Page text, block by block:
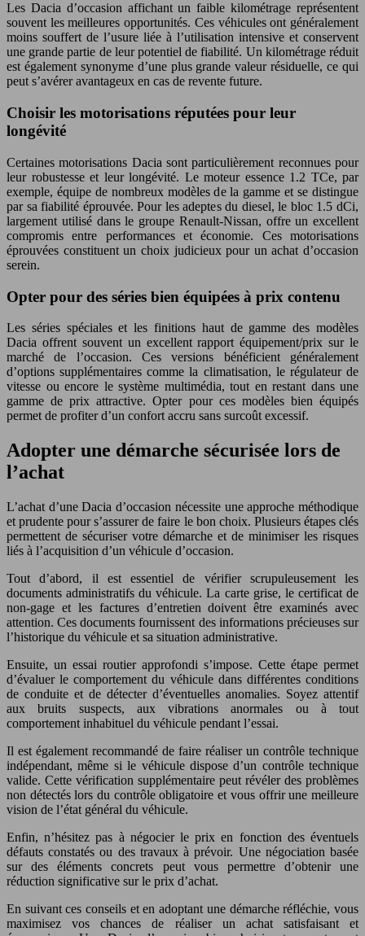
Les Dacia d’occasion affichant un faible kilométrage représentent
souvent les meilleures opportunités. Ces véhicules ont généralement
moins souffert de l’usure liée à l’utilisation intensive et conservent
une grande partie de leur potentiel de fiabilité. Un kilométrage réduit
est également synonyme d’une plus grande valeur résiduelle, ce qui
peut s’avérer avantageux en cas de revente future.
Choisir les motorisations réputées pour leur
longévité
Certaines motorisations Dacia sont particulièrement reconnues pour
leur robustesse et leur longévité. Le moteur essence 1.2 TCe, par
exemple, équipe de nombreux modèles de la gamme et se distingue
par sa fiabilité éprouvée. Pour les adeptes du diesel, le bloc 1.5 dCi,
largement utilisé dans le groupe Renault-Nissan, offre un excellent
compromis entre performances et économie. Ces motorisations
éprouvées constituent un choix judicieux pour un achat d’occasion
serein.
Opter pour des séries bien équipées à prix contenu
Les séries spéciales et les finitions haut de gamme des modèles
Dacia offrent souvent un excellent rapport équipement/prix sur le
marché de l’occasion. Ces versions bénéficient généralement
d’options supplémentaires comme la climatisation, le régulateur de
vitesse ou encore le système multimédia, tout en restant dans une
gamme de prix attractive. Opter pour ces modèles bien équipés
permet de profiter d’un confort accru sans surcoût excessif.
Adopter une démarche sécurisée lors de
l’achat
L’achat d’une Dacia d’occasion nécessite une approche méthodique
et prudente pour s’assurer de faire le bon choix. Plusieurs étapes clés
permettent de sécuriser votre démarche et de minimiser les risques
liés à l’acquisition d’un véhicule d’occasion.
Tout d’abord, il est essentiel de vérifier scrupuleusement les
documents administratifs du véhicule. La carte grise, le certificat de
non-gage et les factures d’entretien doivent être examinés avec
attention. Ces documents fournissent des informations précieuses sur
l’historique du véhicule et sa situation administrative.
Ensuite, un essai routier approfondi s’impose. Cette étape permet
d’évaluer le comportement du véhicule dans différentes conditions
de conduite et de détecter d’éventuelles anomalies. Soyez attentif
aux bruits suspects, aux vibrations anormales ou à tout
comportement inhabituel du véhicule pendant l’essai.
Il est également recommandé de faire réaliser un contrôle technique
indépendant, même si le véhicule dispose d’un contrôle technique
valide. Cette vérification supplémentaire peut révéler des problèmes
non détectés lors du contrôle obligatoire et vous offrir une meilleure
vision de l’état général du véhicule.
Enfin, n’hésitez pas à négocier le prix en fonction des éventuels
défauts constatés ou des travaux à prévoir. Une négociation basée
sur des éléments concrets peut vous permettre d’obtenir une
réduction significative sur le prix d’achat.
En suivant ces conseils et en adoptant une démarche réfléchie, vous
maximisez vos chances de réaliser un achat satisfaisant et